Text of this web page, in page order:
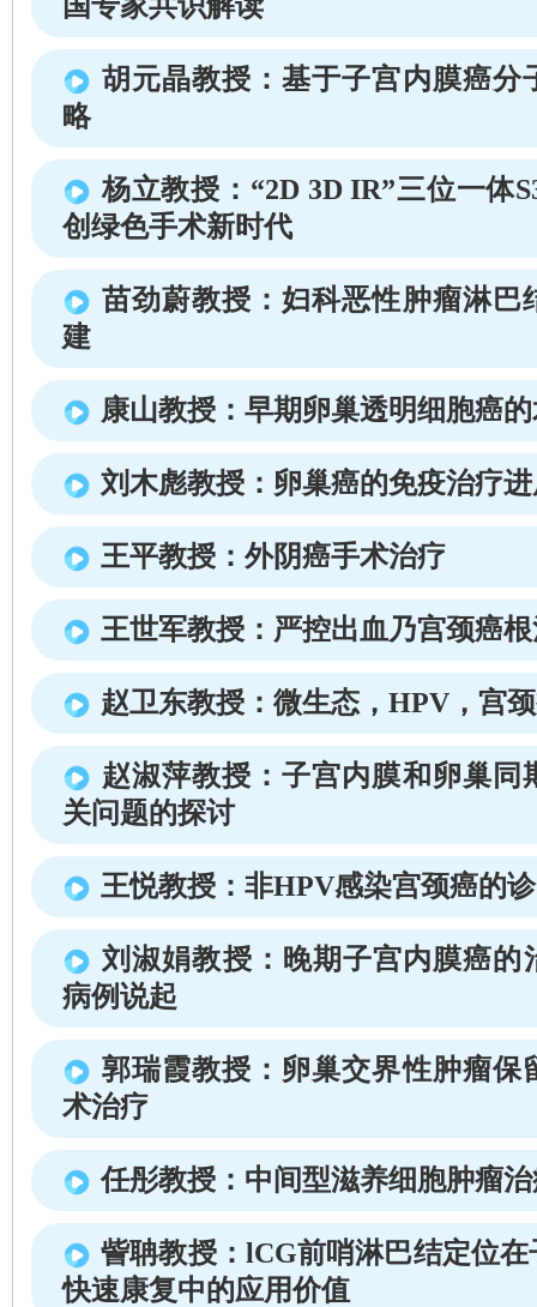
胡元晶教授：基于子宫内膜癌分
略
杨立教授：“2D 3D IR”三位一体
创绿色手术新时代
苗劲蔚教授：妇科恶性肿瘤淋巴
建
康山教授：早期卵巢透明细胞癌
刘木彪教授：卵巢癌的免疫治疗
王平教授：外阴癌手术治疗
王世军教授：严控出血乃宫颈癌
赵卫东教授：微生态，HPV，宫
赵淑萍教授：子宫内膜和卵巢同
关问题的探讨
王悦教授：非HPV感染宫颈癌的
刘淑娟教授：晚期子宫内膜癌
病例说起
郭瑞霞教授：卵巢交界性肿瘤保
术治疗
任彤教授：中间型滋养细胞肿瘤
訾聃教授：lCG前哨淋巴结定位
快速康复中的应用价值